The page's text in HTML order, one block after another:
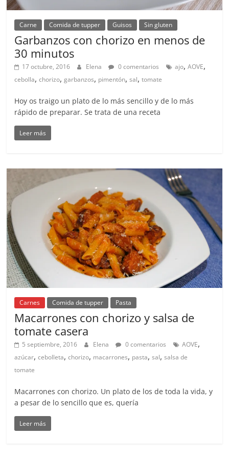
Carne Comida de tupper Guisos Sin gluten
Garbanzos con chorizo en menos de
30 minutos
17 octubre, 2016 Elena 0 comentarios ajo,AOVE,
cebolla,chorizo,garbanzos, pimentón,sal,tomate
Hoy os traigo un plato de lo más sencillo y de lo más
rápido de preparar. Se trata de una receta
Leer más
Carnes Comida de tupper Pasta
Macarrones con chorizo y salsa de
tomate casera
5 septiembre, 2016 Elena 0 comentarios AOVE,
azúcar,cebolleta,chorizo, macarrones, pasta,sal,salsa de
tomate
Macarrones con chorizo. Un plato de los de toda la vida, y
a pesar de lo sencillo que es, quería
Leer más